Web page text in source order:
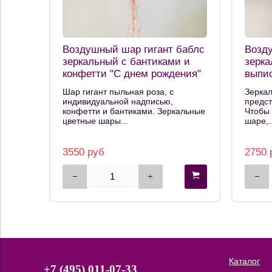
Воздушный шар гигант баблс
зеркальный с бантиками и
конфетти "С днем рождения"
Шар гигант пыльная роза, с
индивидуальной надписью,
конфетти и бантиками. Зеркальные
цветные шары...
3550 руб
Чтобы
2750
+7 (495) 011-07-33
Каталог